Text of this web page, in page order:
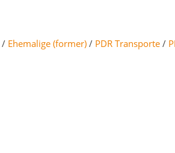
/ Ehemalige (former) / PDR Transporte /